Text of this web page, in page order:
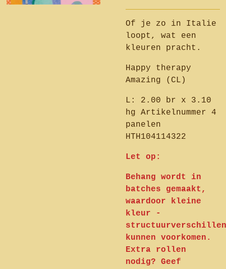
Of je zo in Italie
loopt, wat een
kleuren pracht.
Happy therapy
Amazing (CL)
L: 2.00 br x 3.10
hg Artikelnummer 4
panelen
HTH104114322
Let op:
Behang wordt in
batches gemaakt,
waardoor kleine
kleur -
structuurverschillen
kunnen voorkomen.
Extra rollen
nodig? Geef